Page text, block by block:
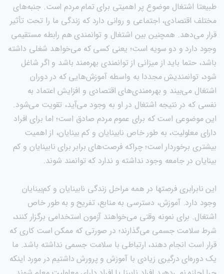
طبیعتا اشتغال موضوع پر اهمیتی برای تمام مردم است. جنبه‌های
مختلف اقتصادی، اجتماعی و روانی دارد که زندگی ما را تحت تأثیر
قرار می‌دهد. همچنین بین اشتغال و توانمندی هم رابطه مستقیمی
وجود دارد و دو سویه است؛ یعنی کسی که می‌خواهد شغلی داشته
باشد، حتما باید از میزانی از توانمندی بهره‌مند باشد و اگر شاغل
شود، توانمندیش مجددا به واسطه آموزش‌هایی که در دوران
اشتغال می‌بیند و بهره‌مندی‌های اقتصادی و افزایش اعتماد به
نفسی که در نتیجه اشتغال در او به وجود می‌آید، تقویت می‌شود.
این موضوعی است که برای عموم مردم صادق است؛ اما برای افراد
دارای معلولیت، به طور خاص نابینایان و کم بینایان، از اهمیت
بیشتری برخوردار است؛ چراکه فرصت‌های برابر برای نابینایان و کم
بینایان در جامعه وجود نداشته و ندارد که توانمند شوند.
این نابرابری فرصتها در همه مراحل زندگی نابینایان و کم‌بینایان
وجود دارد. آموزش، دسترسی به منابع، تفریح و به طور خاص
اشتغال. برای نمونه وقتی می‌خواهند آزمون استخدامی برگزار کنند،
شرط سلامت جسمی می‌گذارند؛ در صورتی که ممکن است کاری که
قرار است انجام دهند، ارتباطی با سلامت جسمی نداشته باشد. ما
یک دوره‌ای درگیری زیادی با آموزش و پرورش داشتیم در مورد اینکه